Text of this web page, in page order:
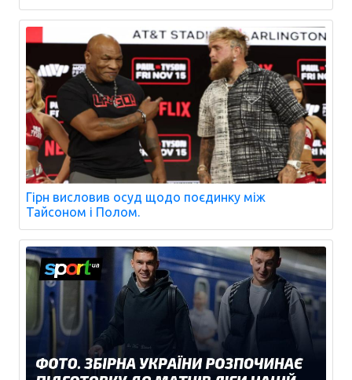
Гірн висловив осуд щодо поєдинку між
Тайсоном і Полом.